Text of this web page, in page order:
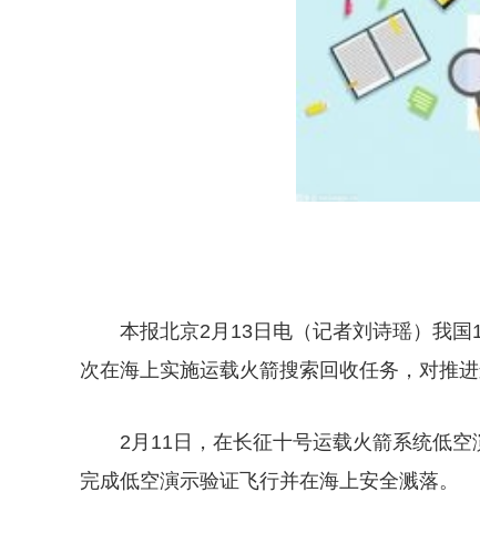
本报北京2月13日电（记者刘诗瑶）我
次在海上实施运载火箭搜索回收任务，对推
2月11日，在长征十号运载火箭系统低
完成低空演示验证飞行并在海上安全溅落。